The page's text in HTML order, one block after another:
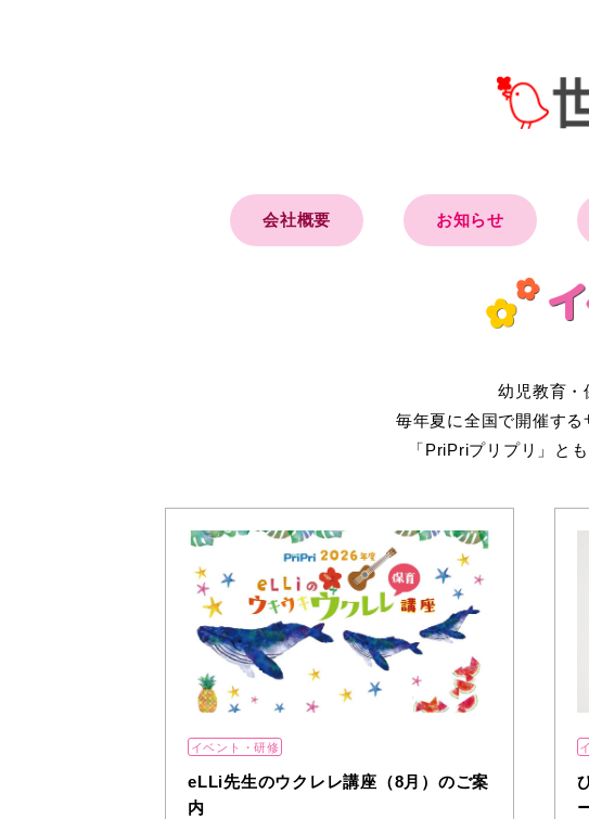
会社概要 お知らせ
幼児教育・
毎年夏に全国で開催する
「PriPriプリプリ」と
イベント・研修
eLLi先生のウクレレ講座（8月）のご案
内